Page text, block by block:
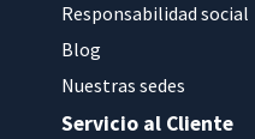
Responsabilidad social
Blog
Nuestras sedes
Servicio al Cliente